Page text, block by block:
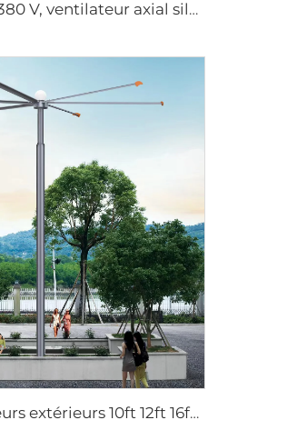
Grand flux d'air 380 V, ventilateur axial silencieux - Solution de ventilation industrielle étanche IP66
grands ventilateurs extérieurs 10ft 12ft 16ft 24ft 220v avec moteur PMSM